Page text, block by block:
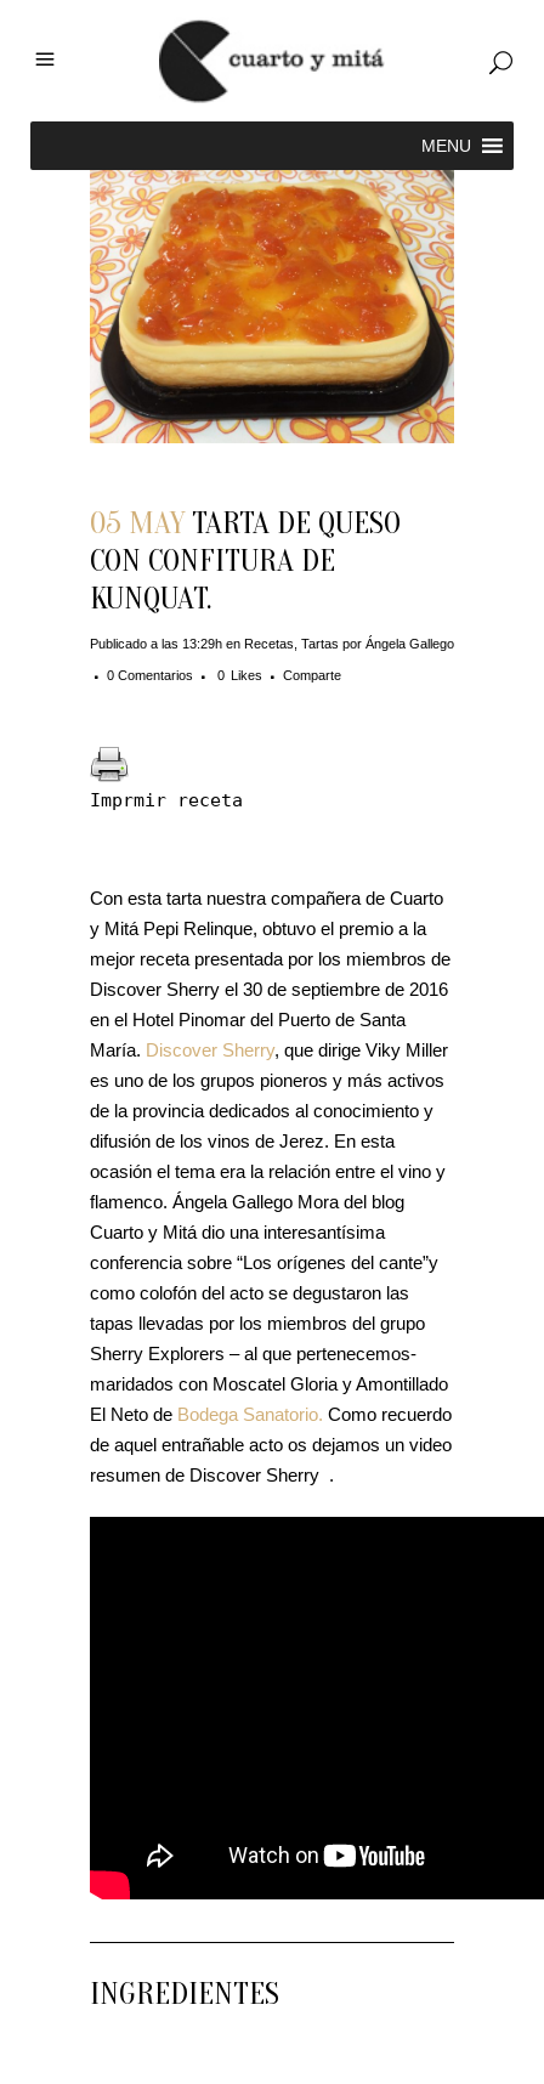
05 MAYTARTA DE QUESO
CON CONFITURA DE
KUNQUAT.
Publicado a las 13:29h en Recetas Tartas por Ángela Gallego
0 Comentarios 0 Likes Comparte
Imprmir receta
Con esta tarta nuestra compañera de Cuarto
y Mitá Pepi Relinque, obtuvo el premio a la
mejor receta presentada por los miembros de
Discover Sherry el 30 de septiembre de 2016
en el Hotel Pinomar del Puerto de Santa
María. Discover Sherry, que dirige Viky Miller
es uno de los grupos pioneros y más activos
de la provincia dedicados al conocimiento y
difusión de los vinos de Jerez. En esta
ocasión el tema era la relación entre el vino y
flamenco. Ángela Gallego Mora del blog
Cuarto y Mitá dio una interesantísima
conferencia sobre “Los orígenes del cante”y
como colofón del acto se degustaron las
tapas llevadas por los miembros del grupo
Sherry Explorers – al que pertenecemos-
maridados con Moscatel Gloria y Amontillado
El Neto de Bodega Sanatorio. Como recuerdo
de aquel entrañable acto os dejamos un video
resumen de Discover Sherry .
INGREDIENTES